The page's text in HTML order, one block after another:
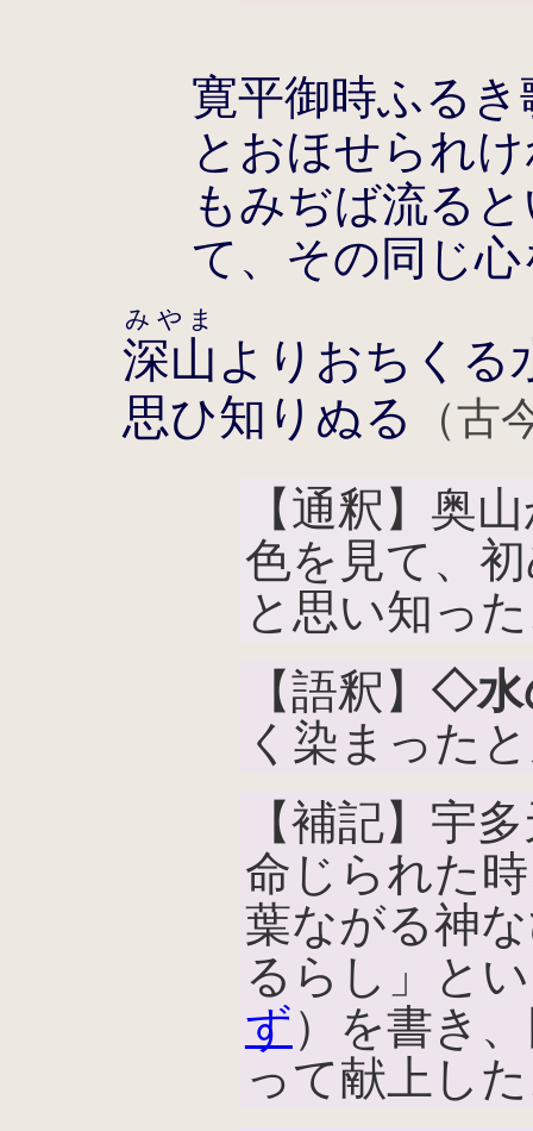
寛平御時ふる
とおほせられ
もみぢば流る
て、その同じ
深山
みやま
よりおちくる
思ひ知りぬる
（古
【通釈】奥
色を見て、
と思い知っ
【語釈】 ◇水
く染まった
【補記】宇
命じられた
葉ながる神
るらし」と
ず）を書き
って献上し